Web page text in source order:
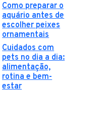
Como preparar o
aquário antes de
escolher peixes
ornamentais
Cuidados com
pets no dia a dia:
alimentação,
rotina e bem-
estar